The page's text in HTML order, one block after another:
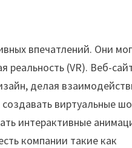
впечатлений. Они
реальность (VR). Веб-
делая
виртуальные
интерактивные
компании такие как